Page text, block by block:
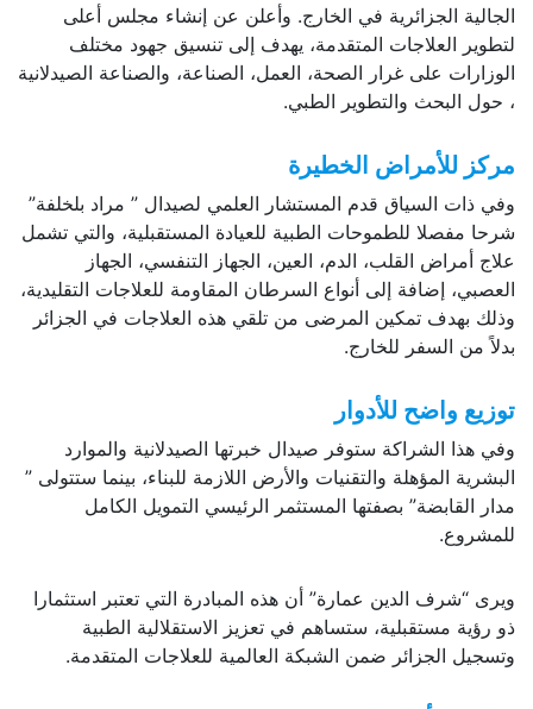
الجالية الجزائرية في الخارج. وأعلن عن إنشاء مجلس أعلى
لتطوير العلاجات المتقدمة، يهدف إلى تنسيق جهود مختلف
الوزارات على غرار الصحة، العمل، الصناعة، والصناعة الصيدلانية
، حول البحث والتطوير الطبي.
مركز للأمراض الخطيرة
وفي ذات السياق قدم المستشار العلمي لصيدال ” مراد بلخلفة”
شرحا مفصلا للطموحات الطبية للعيادة المستقبلية، والتي تشمل
علاج أمراض القلب، الدم، العين، الجهاز التنفسي، الجهاز
العصبي، إضافة إلى أنواع السرطان المقاومة للعلاجات التقليدية،
وذلك بهدف تمكين المرضى من تلقي هذه العلاجات في الجزائر
بدلاً من السفر للخارج.
توزيع واضح للأدوار
وفي هذا الشراكة ستوفر صيدال خبرتها الصيدلانية والموارد
البشرية المؤهلة والتقنيات والأرض اللازمة للبناء، بينما ستتولى ”
مدار القابضة” بصفتها المستثمر الرئيسي التمويل الكامل
للمشروع.
ويرى “شرف الدين عمارة” أن هذه المبادرة التي تعتبر استثمارا
ذو رؤية مستقبلية، ستساهم في تعزيز الاستقلالية الطبية
وتسجيل الجزائر ضمن الشبكة العالمية للعلاجات المتقدمة.